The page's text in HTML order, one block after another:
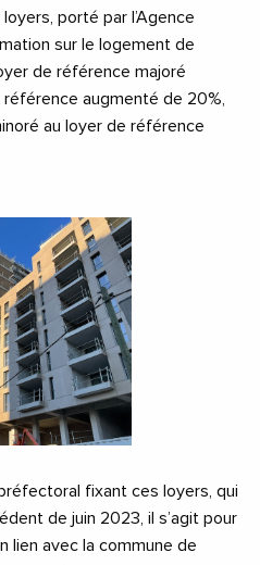
porté par l’Agence
sur le logement de
de référence majoré
augmenté de 20%,
au loyer de référence
fixant ces loyers, qui
de juin 2023, il s’agit pour
lien avec la commune de